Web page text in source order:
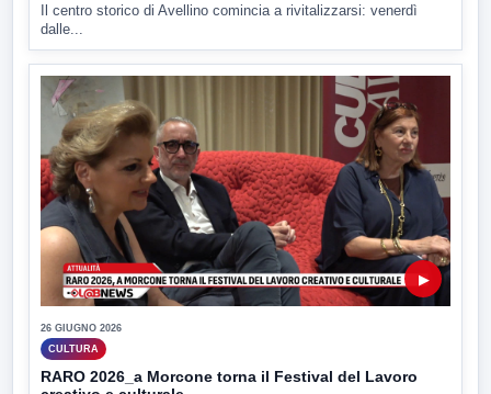
Il centro storico di Avellino comincia a rivitalizzarsi: venerdì
dalle...
▶
26 GIUGNO 2026
CULTURA
RARO 2026_a Morcone torna il Festival del Lavoro